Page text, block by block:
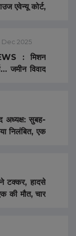
एवेन्यू कोर्ट,
Dec 2025
: मिशन
जमीन विवाद
अध्यक्ष: सुबह-
निलंबित, एक
टक्कर, हादसे
की मौत, चार